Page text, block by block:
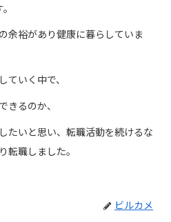
余裕があり健康に暮らしていま
ていく中で、
きるのか、
たいと思い、転職活動を続けるな
転職しました。
ビルカメ